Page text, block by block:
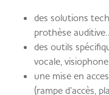
des solutions
prothèse
des outils
vocale,
une mise en
(rampe d’accès,